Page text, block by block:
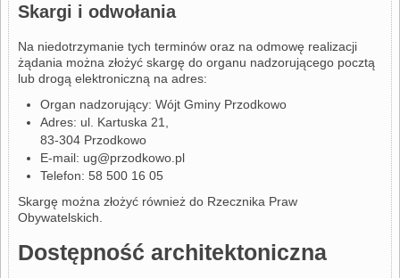
Skargi i odwołania
Na niedotrzymanie tych terminów oraz na odmowę realizacji
żądania można złożyć skargę do organu nadzorującego pocztą
lub drogą elektroniczną na adres:
Organ nadzorujący: Wójt Gminy Przodkowo
Adres: ul. Kartuska 21,
83-304 Przodkowo
E-mail: ug@przodkowo.pl
Telefon: 58 500 16 05
Skargę można złożyć również do Rzecznika Praw
Obywatelskich
Dostępność architektoniczna